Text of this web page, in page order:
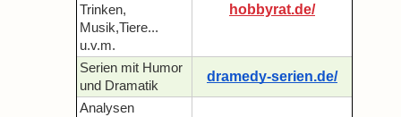
Trinken,
Musik,Tiere...
u.v.m.
hobbyrat.de/
Serien mit Humor
und Dramatik
dramedy-serien.de/
Analysen